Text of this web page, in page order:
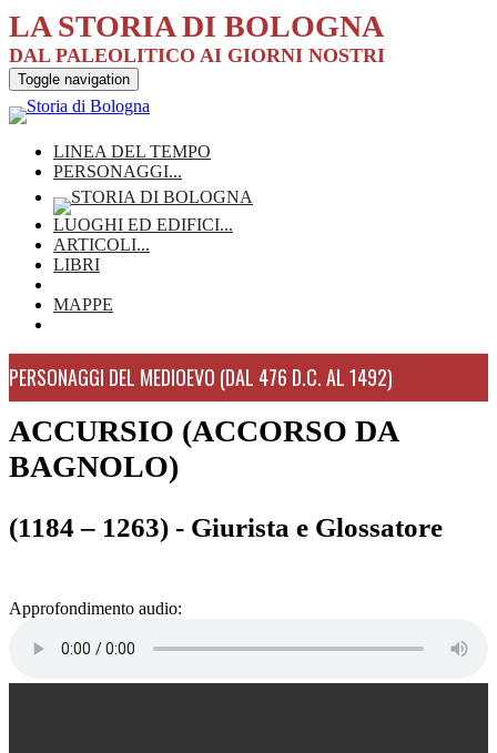
LA STORIA DI BOLOGNA
DAL PALEOLITICO AI GIORNI NOSTRI
Toggle navigation
LINEA DEL TEMPO
PERSONAGGI...
LUOGHI ED EDIFICI...
ARTICOLI...
LIBRI
MAPPE
PERSONAGGI DEL MEDIOEVO (DAL 476 D.C. AL 1492)
ACCURSIO (ACCORSO DA
BAGNOLO)
(1184 – 1263) - Giurista e Glossatore
Approfondimento audio: